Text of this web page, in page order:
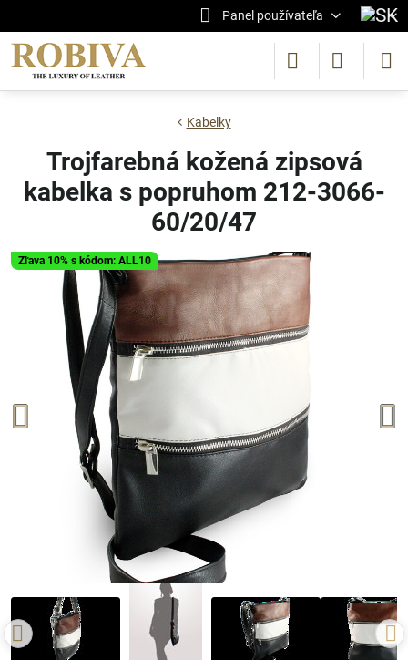
Panel používateľa
Zľava 10% s kódom: ALL10
Kabelky
Trojfarebná kožená zipsová
kabelka s popruhom 212-3066-
60/20/47